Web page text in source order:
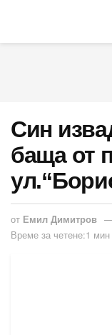
Син
баща от
от Емил Димитров
Време за четене:1 мин